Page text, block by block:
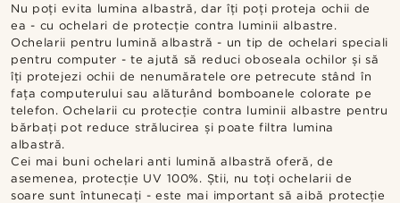
Nu poți evita lumina albastră, dar îți poți proteja ochii de
ea - cu ochelari de protecție contra luminii albastre.
Ochelarii pentru lumină albastră - un tip de ochelari speciali
pentru computer - te ajută să reduci oboseala ochilor și să
îți protejezi ochii de nenumăratele ore petrecute stând în
fața computerului sau alăturând bomboanele colorate pe
telefon. Ochelarii cu protecție contra luminii albastre pentru
bărbați pot reduce strălucirea și poate filtra lumina
albastră.
Cei mai buni ochelari anti lumină albastră oferă, de
asemenea, protecție UV 100%. Știi, nu toți ochelarii de
soare sunt întunecați - este mai important să aibă protecție